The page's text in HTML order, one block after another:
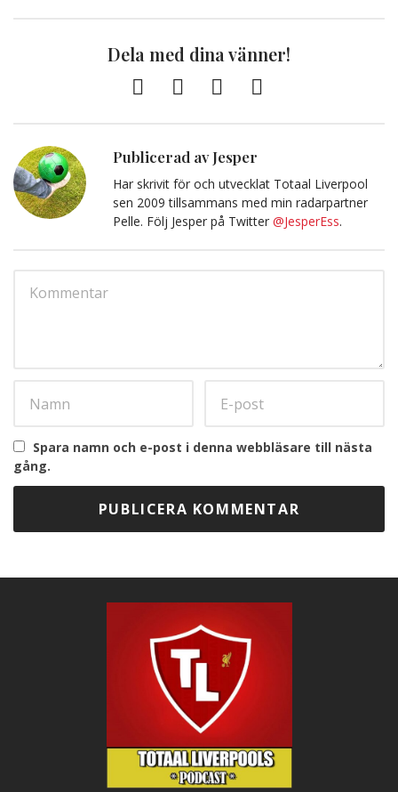
Dela med dina vänner!
FacebookTwitter
Kopiera
till
Publicerad av Jesper
Har skrivit för och utvecklat Totaal Liverpool
sen 2009 tillsammans med min radarpartner
Pelle. Följ Jesper på Twitter @JesperEss.
Spara namn och e-post i denna webbläsare till nästa
gång.